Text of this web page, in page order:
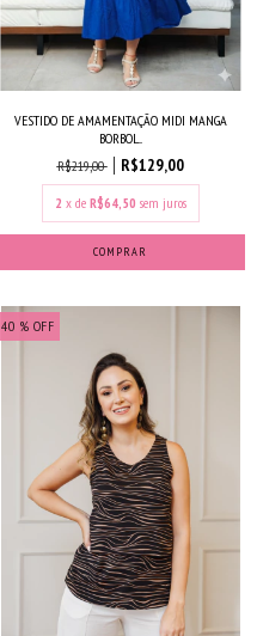
VESTIDO DE AMAMENTAÇÃO MIDI MANGA
BORBOL...
R$219,00
R$129,00
2 x de R$64,50 sem juros
COMPRAR
40 % OFF